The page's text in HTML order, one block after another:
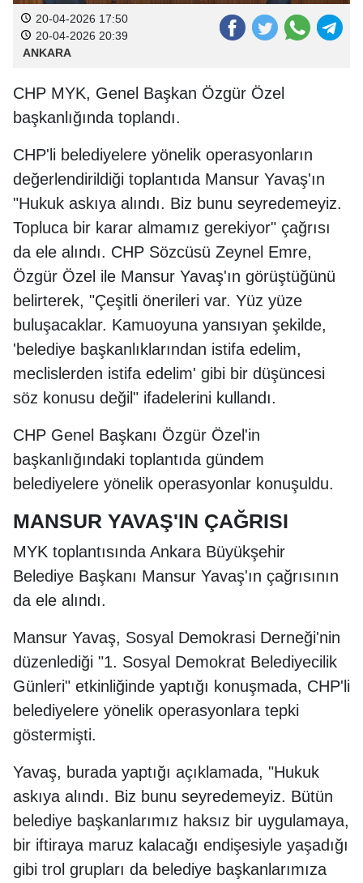
20-04-2026 17:50
20-04-2026 20:39
ANKARA
CHP MYK, Genel Başkan Özgür Özel
başkanlığında toplandı.
CHP'li belediyelere yönelik operasyonların
değerlendirildiği toplantıda Mansur Yavaş'ın
"Hukuk askıya alındı. Biz bunu seyredemeyiz.
Topluca bir karar almamız gerekiyor" çağrısı
da ele alındı. CHP Sözcüsü Zeynel Emre,
Özgür Özel ile Mansur Yavaş'ın görüştüğünü
belirterek, "Çeşitli önerileri var. Yüz yüze
buluşacaklar. Kamuoyuna yansıyan şekilde,
'belediye başkanlıklarından istifa edelim,
meclislerden istifa edelim' gibi bir düşüncesi
söz konusu değil" ifadelerini kullandı.
CHP Genel Başkanı Özgür Özel'in
başkanlığındaki toplantıda gündem
belediyelere yönelik operasyonlar konuşuldu.
MANSUR YAVAŞ'IN ÇAĞRISI
MYK toplantısında Ankara Büyükşehir
Belediye Başkanı Mansur Yavaş'ın çağrısının
da ele alındı.
Mansur Yavaş, Sosyal Demokrasi Derneği'nin
düzenlediği "1. Sosyal Demokrat Belediyecilik
Günleri" etkinliğinde yaptığı konuşmada, CHP'li
belediyelere yönelik operasyonlara tepki
göstermişti.
Yavaş, burada yaptığı açıklamada, "Hukuk
askıya alındı. Biz bunu seyredemeyiz. Bütün
belediye başkanlarımız haksız bir uygulamaya,
bir iftiraya maruz kalacağı endişesiyle yaşadığı
gibi trol grupları da belediye başkanlarımıza